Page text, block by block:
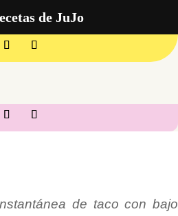
de taco con bajo
de JuJo